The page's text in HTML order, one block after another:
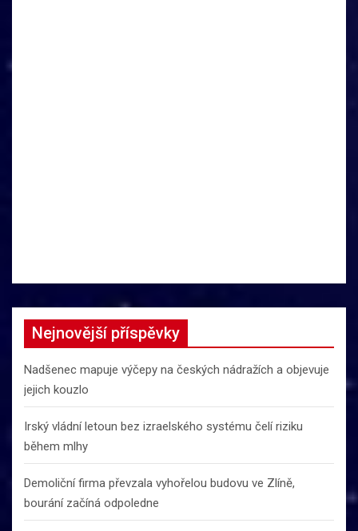
Nejnovější příspěvky
Nadšenec mapuje výčepy na českých nádražích a objevuje
jejich kouzlo
Irský vládní letoun bez izraelského systému čelí riziku
během mlhy
Demoliční firma převzala vyhořelou budovu ve Zlíně,
bourání začíná odpoledne